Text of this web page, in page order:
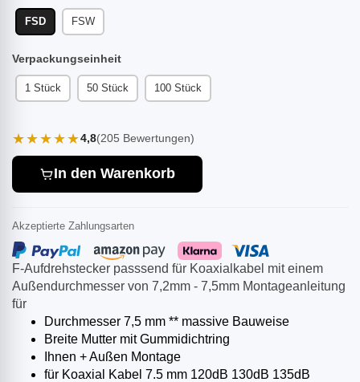
F-Aufdrehstecker passsend für Koaxialkabel mit einem
Außendurchmesser von 7,2mm - 7,5mm Montageanleitung
für
Durchmesser 7,5 mm ** massive Bauweise
Breite Mutter mit Gummidichtring
Ihnen + Außen Montage
für Koaxial Kabel 7.5 mm 120dB 130dB 135dB
FSD FSW
Verpackungseinheit
1 Stück 50 Stück 100 Stück
★★★★★4,8(205 Bewertungen)
In den Warenkorb
Akzeptierte Zahlungsarten